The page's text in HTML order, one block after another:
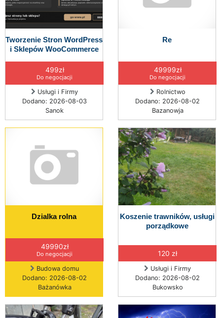
Tworzenie Stron WordPress
i Sklepów WooCommerce
499zł
Do negocjacji
Usługi i Firmy
Dodano: 2026-08-03
Sanok
Re
49999zł
Do negocjacji
Rolnictwo
Dodano: 2026-08-02
Bazanowja
Dzialka rolna
49990zł
Do negocjacji
Budowa domu
Dodano: 2026-08-02
Bażanówka
Koszenie trawników, usługi
porządkowe
120 zł
Usługi i Firmy
Dodano: 2026-08-02
Bukowsko